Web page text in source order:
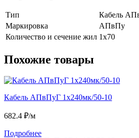
Тип
Кабель
Маркировка
АПвПу
Количество и сечение жил 1х70
Похожие товары
Кабель АПвПуГ 1х240мк/50-10
682.4 ₽/м
Подробнее